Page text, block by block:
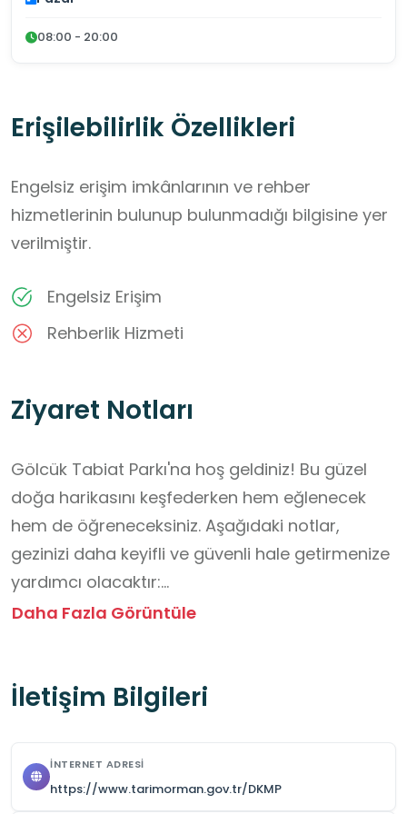
08:00 - 20:00
Erişilebilirlik Özellikleri
Engelsiz erişim imkânlarının ve rehber
hizmetlerinin bulunup bulunmadığı bilgisine yer
verilmiştir.
Engelsiz Erişim
Rehberlik Hizmeti
Ziyaret Notları
Gölcük Tabiat Parkı'na hoş geldiniz! Bu güzel
doğa harikasını keşfederken hem eğlenecek
hem de öğreneceksiniz. Aşağıdaki notlar,
gezinizi daha keyifli ve güvenli hale getirmenize
yardımcı olacaktır:
ağaçlara tırmanmak veya canlıları rahatsız
hepimizin görevi. Yediğiniz veya kullandığınız her
Daha Fazla Görüntüle
İletişim Bilgileri
İNTERNET ADRESI
https://www.tarimorman.gov.tr/DKMP